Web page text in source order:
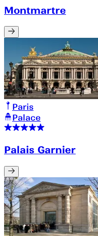
Montmartre
Paris
Palace
Palais Garnier